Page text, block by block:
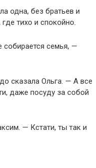
одна, без братьев и
тихо и спокойно.
семья, —
сказала Ольга. — А все
даже посуду за собой
— Кстати, ты так и